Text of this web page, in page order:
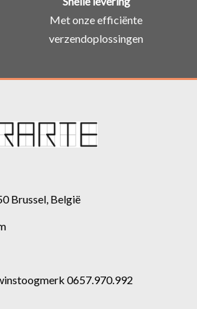
Met onze efficiënte
verzendoplossingen
Brussel, België
0657.970.992